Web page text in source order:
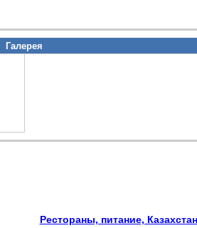
Галерея
Рестораны, питание,